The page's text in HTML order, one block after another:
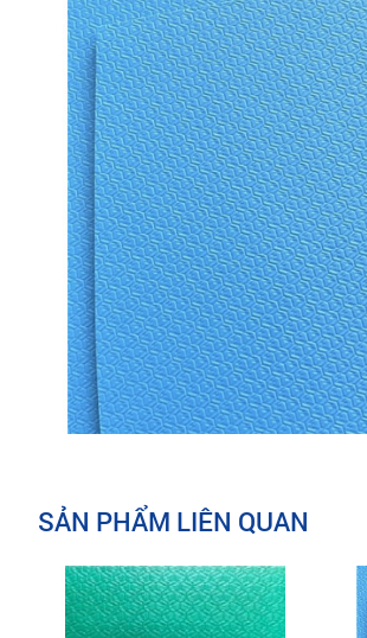
SẢN PHẨM LIÊN QUAN